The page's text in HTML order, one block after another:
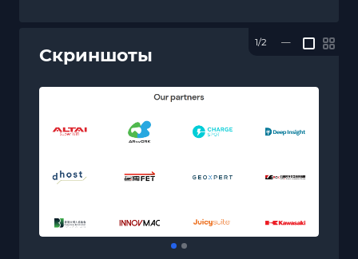
Скриншоты
1/2 —